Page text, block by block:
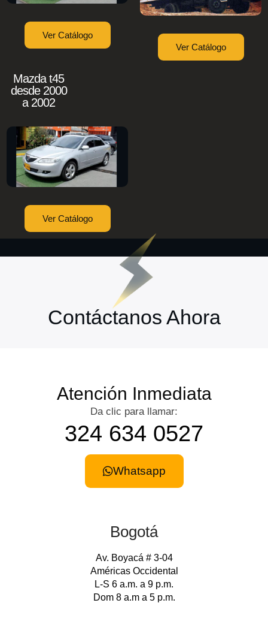
Ver Catálogo
Ver Catálogo
Mazda t45
desde 2000
a 2002
Ver Catálogo
Contáctanos Ahora
Atención Inmediata
Da clic para llamar:
324 634 0527
Whatsapp
Bogotá
Av. Boyacá # 3-04
Américas Occidental
L-S 6 a.m. a 9 p.m.
Dom 8 a.m a 5 p.m.